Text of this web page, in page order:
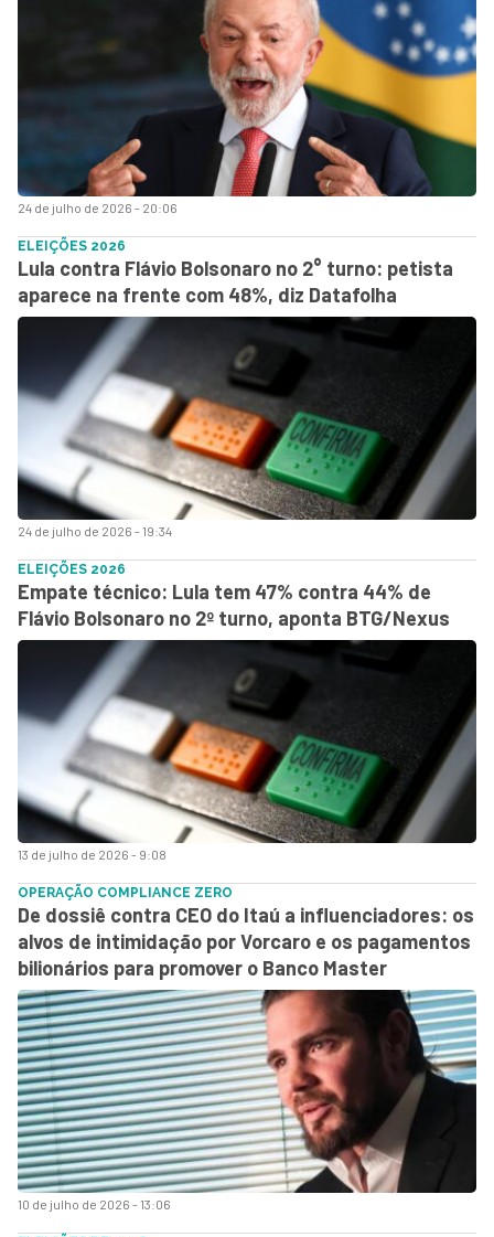
24 de julho de 2026 - 20:06
24 de julho de 2026 - 19:34
ELEIÇÕES 2026
Lula contra Flávio Bolsonaro no 2° turno: petista
aparece na frente com 48%, diz Datafolha
13 de julho de 2026 - 9:08
ELEIÇÕES 2026
Empate técnico: Lula tem 47% contra 44% de
Flávio Bolsonaro no 2º turno, aponta BTG/Nexus
10 de julho de 2026 - 13:06
OPERAÇÃO COMPLIANCE ZERO
De dossiê contra CEO do Itaú a influenciadores: os
alvos de intimidação por Vorcaro e os pagamentos
bilionários para promover o Banco Master